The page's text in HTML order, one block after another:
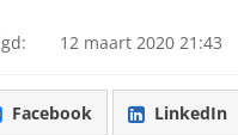
12 maart 2020 21:43
Facebook LinkedIn